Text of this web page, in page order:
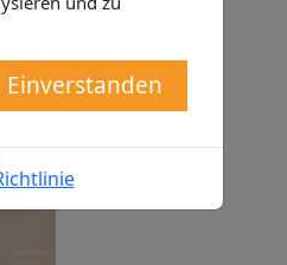
Einverstanden